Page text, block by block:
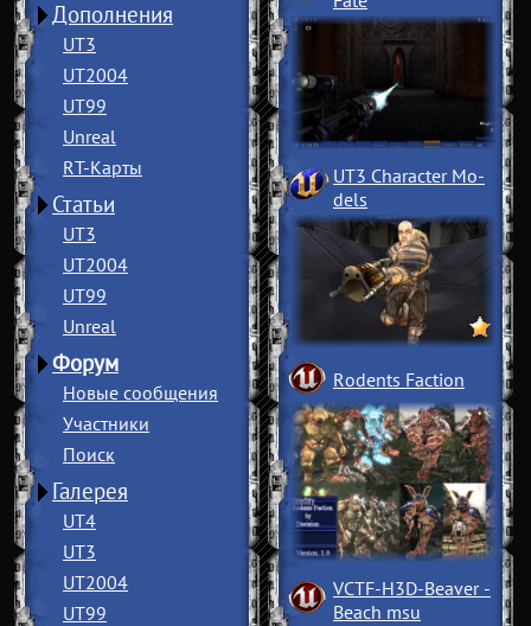
Дополнения
UT3
UT2004
UT99
Unreal
RT-Карты
Статьи
UT3
UT2004
UT99
Unreal
Форум
Новые сообщения
Участники
Поиск
Галерея
UT4
UT3
UT2004
UT99
UT3 Character Mo­
dels
Rodents Faction
VCTF-H3D-Beaver ­
Beach msu